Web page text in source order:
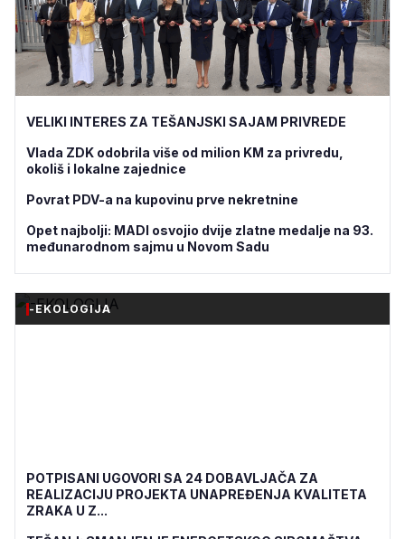
VELIKI INTERES ZA TEŠANJSKI SAJAM PRIVREDE
Vlada ZDK odobrila više od milion KM za privredu,
okoliš i lokalne zajednice
Povrat PDV-a na kupovinu prve nekretnine
Opet najbolji: MADI osvojio dvije zlatne medalje na 93.
međunarodnom sajmu u Novom Sadu
-EKOLOGIJA
POTPISANI UGOVORI SA 24 DOBAVLJAČA ZA
REALIZACIJU PROJEKTA UNAPREĐENJA KVALITETA
ZRAKA U Z...